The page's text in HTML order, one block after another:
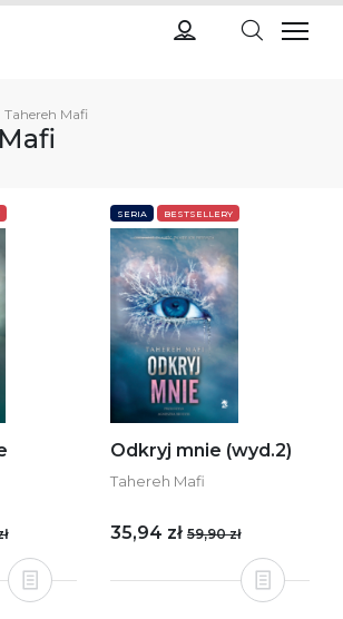
Tahereh Mafi
SERIA BESTSELLERY
Odkryj mnie (wyd.2)
Tahereh Mafi
35,94 zł 59,90 zł